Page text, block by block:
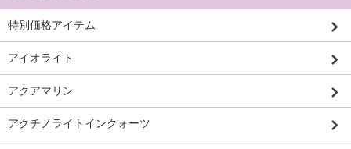
特別価格アイテム
アイオライト
アクアマリン
アクチノライトインクォーツ